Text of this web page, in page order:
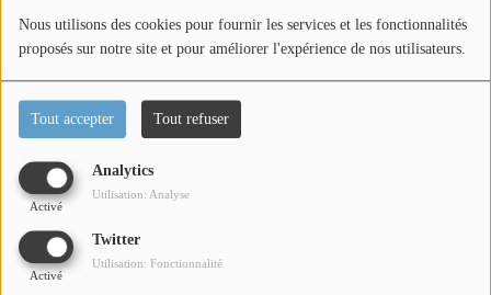
Nous utilisons des cookies pour fournir les services et les fonctionnalités
proposés sur notre site et pour améliorer l'expérience de nos utilisateurs.
Tout accepter Tout refuser
Analytics
Activé
Utilisation: Analyse
Twitter
Activé
Utilisation: Fonctionnalité
Jeu concours
Contactez-nous
Dans l'émission happy morning Côte d'Azur, Loric reçoit